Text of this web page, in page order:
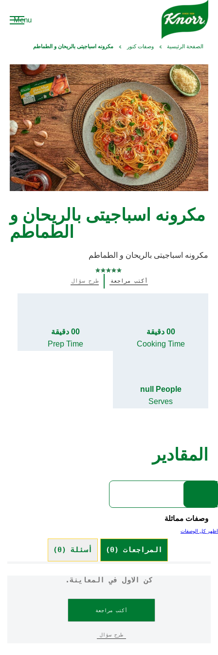
Menu
الصفحة الرئيسية وصفات كنور مكرونه اسباجيتى بالريحان و الطماطم
مكرونه اسباجيتى بالريحان و
الطماطم
مكرونه اسباجيتى بالريحان و الطماطم
يتم
أكتب مراجعة طرح سؤال
00 دقيقة
Cooking Time
00 دقيقة
Prep Time
null People
Serves
المقادير
وصفات مماثلة
اظهر كل الوصفات
المراجعات (0) أسئلة (0)
كن الاول في المعاينة.
أكتب مراجعة
طرح سؤال